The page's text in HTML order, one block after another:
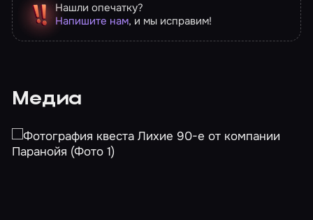
Нашли опечатку?
Напишите нам, и мы исправим!
Медиа